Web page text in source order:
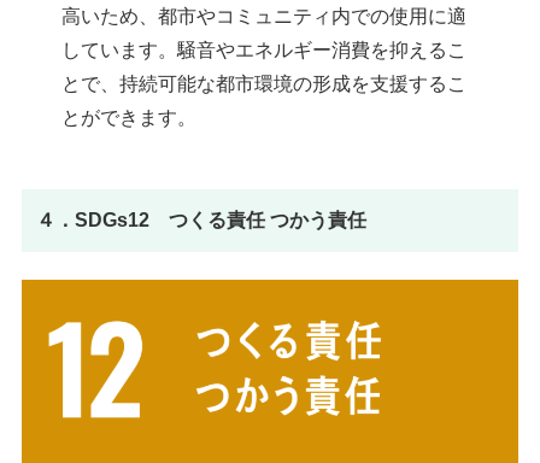
高いため、都市やコミュニティ内での使用に適
しています。騒音やエネルギー消費を抑えるこ
とで、持続可能な都市環境の形成を支援するこ
とができます。
４．SDGs12 つくる責任 つかう責任